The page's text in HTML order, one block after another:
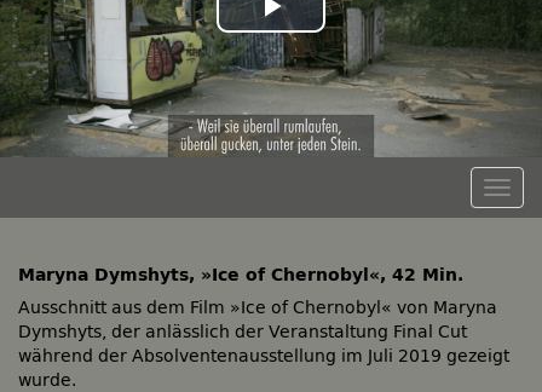
Play
Video
Maryna Dymshyts, »Ice of Chernobyl«, 42 Min.
Ausschnitt aus dem Film »Ice of Chernobyl« von Maryna
Dymshyts, der anlässlich der Veranstaltung Final Cut
während der Absolventenausstellung im Juli 2019 gezeigt
wurde.